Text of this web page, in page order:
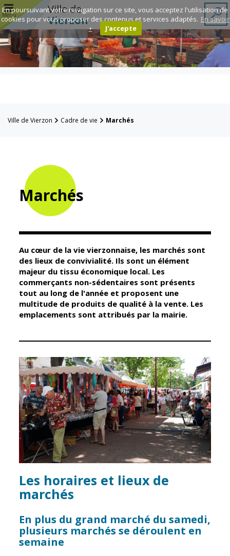
Menu
Ville de
Vierzon
Annuaire des
associations
Mairie
Élus
Conseil
Municipal
Services de la
Ville
publics
Cimetières
Titres
d'identité
État civil
Élections
Jumelages
Publication des
actes
administratifs
Journal
municipal
Actualités
Agenda
Guichet unique
Petite enfance
Relais petite
enfance
Multi-accueil
Scolarité
Établissements
scolaires
Accueil avant
et après classe
Réussite
éducative et
inclusion
Inscriptions
scolaires 2026-
2027
jeunesse
Centres de
loisirs
Ville de Vierzon Cadre de vie Marchés
Marchés
Au cœur de la vie vierzonnaise, les marchés sont
des lieux de convivialité. Ils sont un élément
majeur du tissu économique local. Les
commerçants non-sédentaires sont présents
tout au long de l'année et proposent une
multitude de produits de qualité à la vente. Les
emplacements sont attribués par la mairie.
Les horaires et lieux de
marchés
En plus du grand marché du samedi,
plusieurs marchés se déroulent en
semaine
En poursuivant votre navigation sur ce site, vous acceptez l'utilisation de
cookies pour vous proposer des contenus et services adaptés. En savoir
+
J'accepte